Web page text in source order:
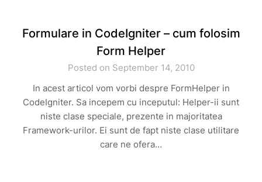
Formulare in CodeIgniter – cum folosim
Form Helper
Posted on September 14, 2010
In acest articol vom vorbi despre FormHelper in
CodeIgniter. Sa incepem cu inceputul: Helper-ii sunt
niste clase speciale, prezente in majoritatea
Framework-urilor. Ei sunt de fapt niste clase utilitare
care ne ofera…